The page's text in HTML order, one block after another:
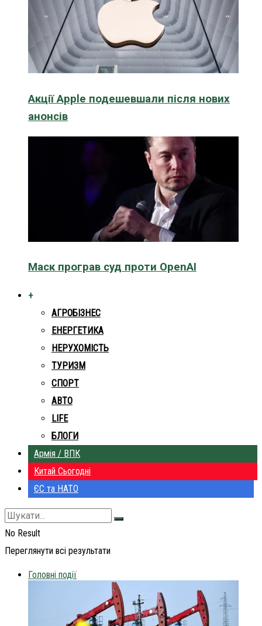
Акції Apple подешевшали після нових
анонсів
Маск програв суд проти OpenAI
+
АГРОБІЗНЕС
ЕНЕРГЕТИКА
НЕРУХОМІСТЬ
ТУРИЗМ
СПОРТ
АВТО
LIFE
БЛОГИ
Армія / ВПК
Китай Сьогодні
ЄС та НАТО
No Result
Переглянути всі результати
Головні події